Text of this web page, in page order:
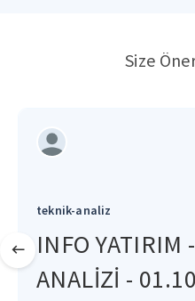
Size
teknik-analiz
INFO YATIRIM
ANALİZİ -